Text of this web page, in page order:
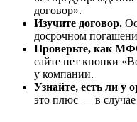
договор».
Изучите договор.
досрочном
Проверьте, как
сайте нет кнопки
у компании.
Узнайте, есть ли у
это плюс — в